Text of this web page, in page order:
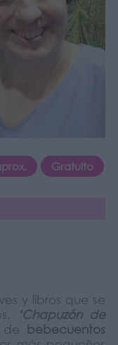
Gratuito
y libros que se
‘Chapuzón de
de
bebecuentos